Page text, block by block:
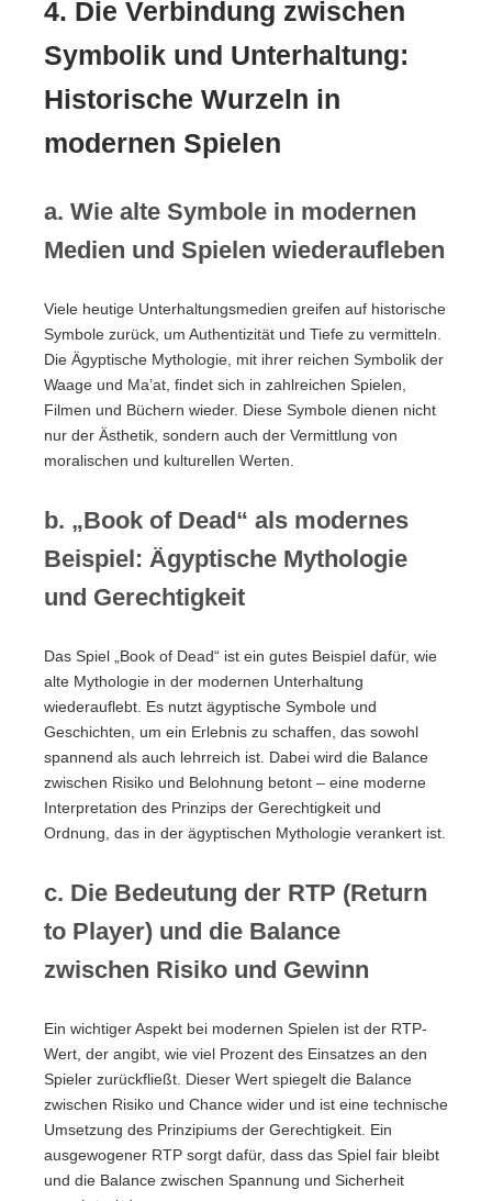
4. Die Verbindung zwischen
Symbolik und Unterhaltung:
Historische Wurzeln in
modernen Spielen
a. Wie alte Symbole in modernen
Medien und Spielen wiederaufleben
Viele heutige Unterhaltungsmedien greifen auf historische
Symbole zurück, um Authentizität und Tiefe zu vermitteln.
Die Ägyptische Mythologie, mit ihrer reichen Symbolik der
Waage und Ma’at, findet sich in zahlreichen Spielen,
Filmen und Büchern wieder. Diese Symbole dienen nicht
nur der Ästhetik, sondern auch der Vermittlung von
moralischen und kulturellen Werten.
b. „Book of Dead“ als modernes
Beispiel: Ägyptische Mythologie
und Gerechtigkeit
Das Spiel „Book of Dead“ ist ein gutes Beispiel dafür, wie
alte Mythologie in der modernen Unterhaltung
wiederauflebt. Es nutzt ägyptische Symbole und
Geschichten, um ein Erlebnis zu schaffen, das sowohl
spannend als auch lehrreich ist. Dabei wird die Balance
zwischen Risiko und Belohnung betont – eine moderne
Interpretation des Prinzips der Gerechtigkeit und
Ordnung, das in der ägyptischen Mythologie verankert ist.
c. Die Bedeutung der RTP (Return
to Player) und die Balance
zwischen Risiko und Gewinn
Ein wichtiger Aspekt bei modernen Spielen ist der RTP-
Wert, der angibt, wie viel Prozent des Einsatzes an den
Spieler zurückfließt. Dieser Wert spiegelt die Balance
zwischen Risiko und Chance wider und ist eine technische
Umsetzung des Prinzipiums der Gerechtigkeit. Ein
ausgewogener RTP sorgt dafür, dass das Spiel fair bleibt
und die Balance zwischen Spannung und Sicherheit